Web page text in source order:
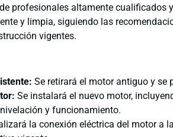
profesionales altamente cualificados
y limpia, siguiendo las
vigentes.
Se retirará el motor antiguo y se
Se instalará el nuevo motor,
y funcionamiento.
la conexión eléctrica del motor a